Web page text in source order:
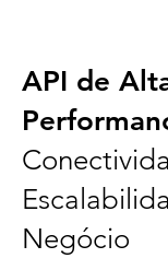
API de
Negócio